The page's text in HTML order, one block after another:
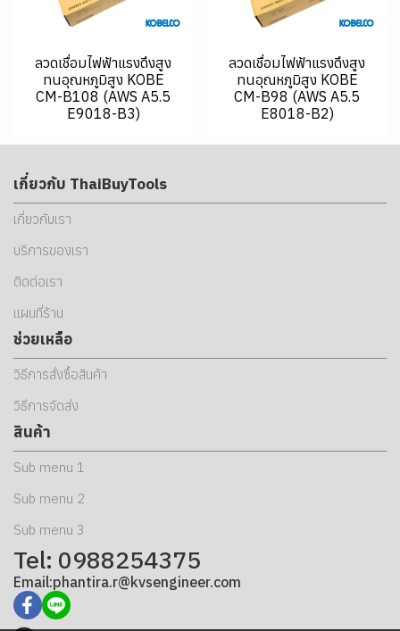
ลวดเชื่อมไฟฟ้าแรงดึงสูง
ทนอุณหภูมิสูง KOBE
CM-B108 (AWS A5.5
E9018-B3)
ลวดเชื่อมไฟฟ้าแรงดึงสูง
ทนอุณหภูมิสูง KOBE
CM-B98 (AWS A5.5
E8018-B2)
เกี่ยวกับ ThaiBuyTools
เกี่ยวกับเรา
บริการของเรา
ติดต่อเรา
แผนที่ร้าน
ช่วยเหลือ
วิธีการสั่งซื้อสินค้า
วิธีการจัดส่ง
สินค้า
Sub menu 1
Sub menu 2
Sub menu 3
Tel: 0988254375
Email:phantira.r@kvsengineer.com